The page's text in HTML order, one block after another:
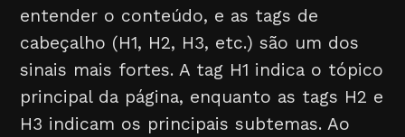
entender o conteúdo, e as tags de
cabeçalho (H1, H2, H3, etc.) são um dos
sinais mais fortes. A tag H1 indica o tópico
principal da página, enquanto as tags H2 e
H3 indicam os principais subtemas. Ao